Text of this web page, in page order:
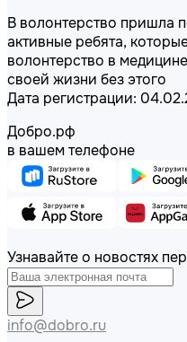
В волонтерство пришла
активные ребята,
волонтерство в
своей жизни без этого
Дата регистрации:
Добро.рф
в вашем телефоне
Узнавайте о новостях
info@dobro.ru